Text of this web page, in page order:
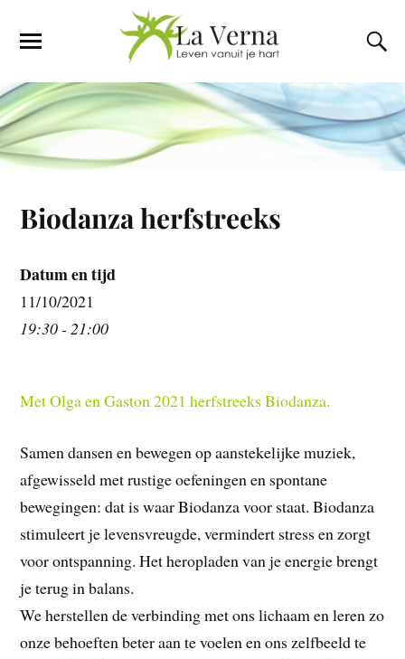
Biodanza herfstreeks
Datum en tijd
11/10/2021
19:30 - 21:00
Met Olga en Gaston 2021 herfstreeks Biodanza.
Samen dansen en bewegen op aanstekelijke muziek,
afgewisseld met rustige oefeningen en spontane
bewegingen: dat is waar Biodanza voor staat. Biodanza
stimuleert je levensvreugde, vermindert stress en zorgt
voor ontspanning. Het heropladen van je energie brengt
je terug in balans.
We herstellen de verbinding met ons lichaam en leren zo
onze behoeften beter aan te voelen en ons zelfbeeld te